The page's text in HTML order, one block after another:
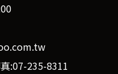
:07-235-8311